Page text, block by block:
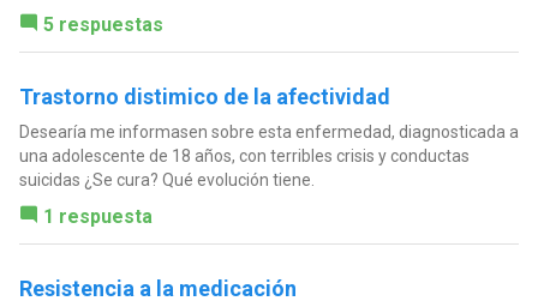
5 respuestas
Trastorno distimico de la afectividad
Desearía me informasen sobre esta enfermedad, diagnosticada a
una adolescente de 18 años, con terribles crisis y conductas
suicidas ¿Se cura? Qué evolución tiene.
1 respuesta
Resistencia a la medicación